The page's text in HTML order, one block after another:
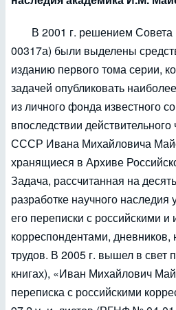
В 2001 г. решением
00317а) были выделены
изданию первого тома серии,
задачей опубликовать
из личного фонда известного
впоследствии
СССР Ивана Михайловича
хранящиеся в Архиве
Задача, рассчитанная на
разработке научного наследия
его переписки с российскими
корреспондентами,
трудов. В 2005 г. вышел в свет
книгах), «Иван Михайлович
переписка с российскими